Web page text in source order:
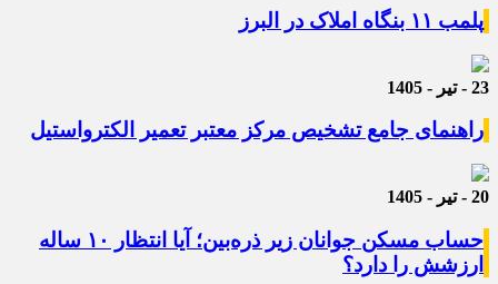
پلمب ۱۱ بنگاه املاک در البرز
23 - تیر - 1405
راهنمای جامع تشخیص مرکز معتبر تعمیر الکترواستیل
20 - تیر - 1405
حساب مسکن جوانان زیر ذره‌بین؛ آیا انتظار ۱۰ ساله
ارزشش را دارد؟